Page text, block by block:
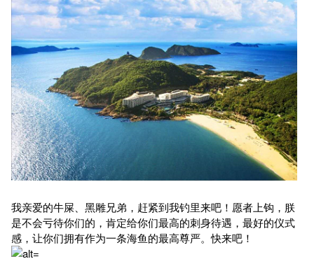
我亲爱的牛屎、黑雕兄弟，赶紧到我钓里来吧！愿者上钩，朕
是不会亏待你们的，肯定给你们最高的刺身待遇，最好的仪式
感，让你们拥有作为一条海鱼的最高尊严。快来吧！